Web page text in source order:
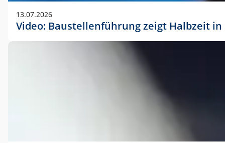
13.07.2026
Video: Baustellenführung zeigt Halbzeit